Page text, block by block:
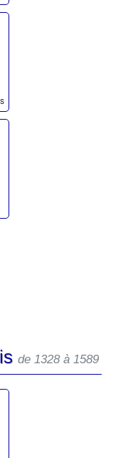
de 1328 à 1589